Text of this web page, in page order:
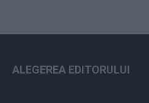
ALEGEREA EDITORULUI